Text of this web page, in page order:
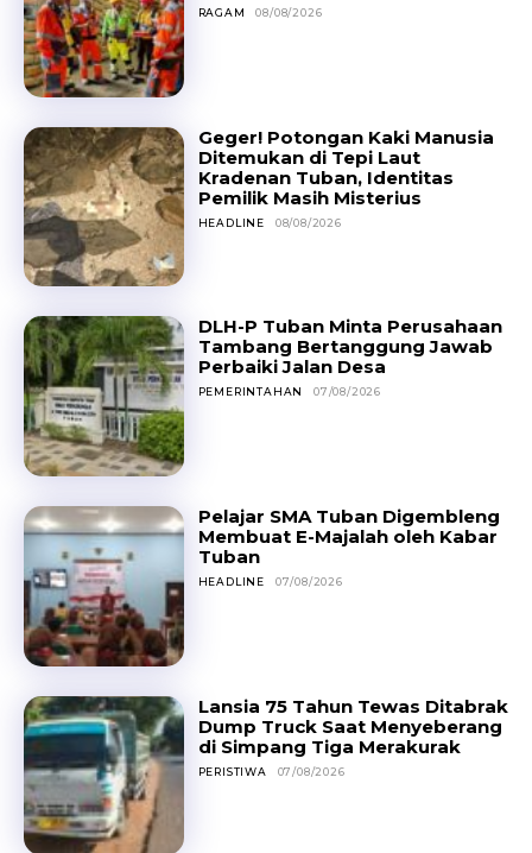
RAGAM 08/08/2026
Geger! Potongan Kaki Manusia
Ditemukan di Tepi Laut
Kradenan Tuban, Identitas
Pemilik Masih Misterius
HEADLINE 08/08/2026
DLH-P Tuban Minta Perusahaan
Tambang Bertanggung Jawab
Perbaiki Jalan Desa
PEMERINTAHAN 07/08/2026
Pelajar SMA Tuban Digembleng
Membuat E-Majalah oleh Kabar
Tuban
HEADLINE 07/08/2026
Lansia 75 Tahun Tewas Ditabrak
Dump Truck Saat Menyeberang
di Simpang Tiga Merakurak
PERISTIWA 07/08/2026